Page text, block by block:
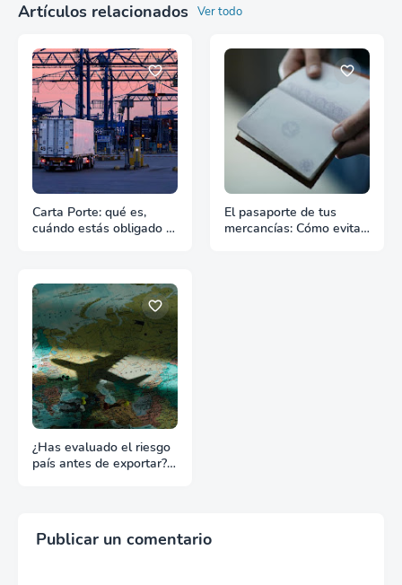
Artículos relacionados Ver todo
Carta Porte: qué es,
cuándo estás obligado y
El pasaporte de tus
mercancías: Cómo evitar
¿Has evaluado el riesgo
país antes de exportar?
Publicar un comentario